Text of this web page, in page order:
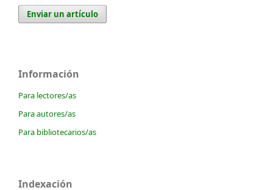
Enviar un artículo
Información
Para lectores/as
Para autores/as
Para bibliotecarios/as
Indexación